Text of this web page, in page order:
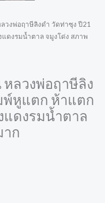
วงพ่อฤาษีลิงดำ วัดท่าซุง ปี21
ดงรมน้ำตาล จมูงโด่ง สภาพ
ลวงพ่อฤาษีลิง
พ์หูแตก ห้าแตก
แดงรมน้ำตาล
ก